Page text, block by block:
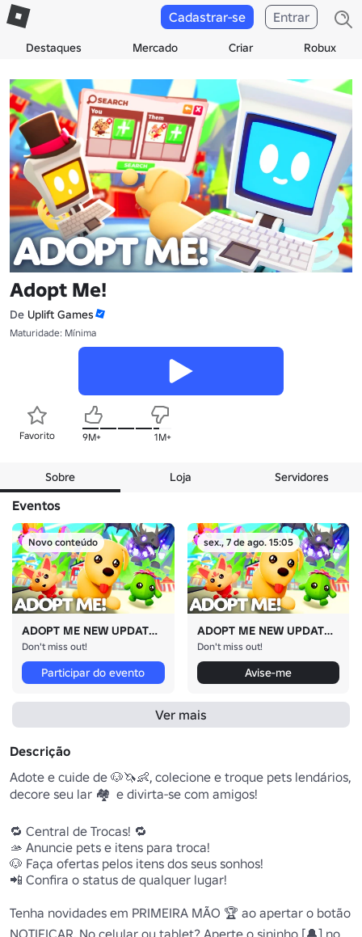
Destaques Mercado Criar Robux
Cadastrar-se Entrar
Adopt Me!
De Uplift Games
Maturidade: Mínima
Favorito 9M+ 1M+
Sobre Loja Servidores
Eventos
Novo conteúdo
ADOPT ME NEW UPDATE!
Don't miss out!
Participar do evento
sex., 7 de ago. 15:05
ADOPT ME NEW UPDATE!
Don't miss out!
Avise-me
Ver mais
Descrição
Adote e cuide de 🐶🦄👶, colecione e troque pets lendários,
decore seu lar 🏘️  e divirta-se com amigos!
🔁 Central de Trocas! 🔁
🫴 Anuncie pets e itens para troca!
🐶 Faça ofertas pelos itens dos seus sonhos!
📲 Confira o status de qualquer lugar!
Tenha novidades em PRIMEIRA MÃO 🏆 ao apertar o botão